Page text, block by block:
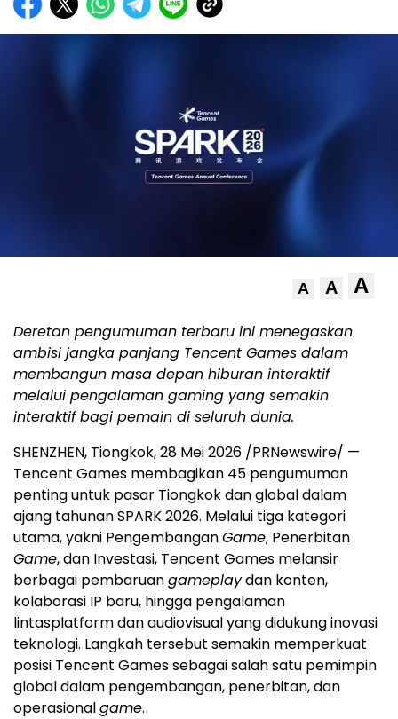
A A A
Deretan pengumuman terbaru ini menegaskan
ambisi jangka panjang Tencent Games dalam
membangun masa depan hiburan interaktif
melalui pengalaman gaming yang semakin
interaktif bagi pemain di seluruh dunia.
SHENZHEN, Tiongkok, 28 Mei 2026 /PRNewswire/ —
Tencent Games membagikan 45 pengumuman
penting untuk pasar Tiongkok dan global dalam
ajang tahunan SPARK 2026. Melalui tiga kategori
utama, yakni PengembanganGame, Penerbitan
Game, dan Investasi, Tencent Games melansir
berbagai pembaruangameplaydan konten,
kolaborasi IP baru, hingga pengalaman
lintasplatform dan audiovisual yang didukung inovasi
teknologi. Langkah tersebut semakin memperkuat
posisi Tencent Games sebagai salah satu pemimpin
global dalam pengembangan, penerbitan, dan
operasionalgame.